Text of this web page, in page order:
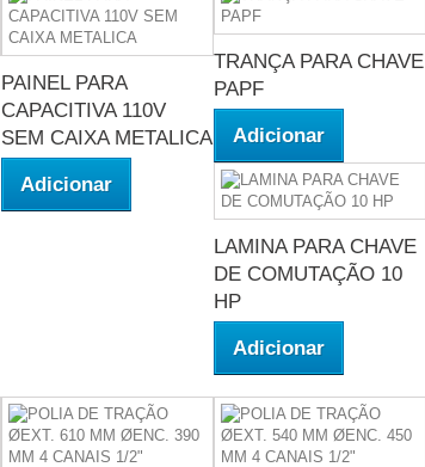
PAINEL PARA
CAPACITIVA 110V
SEM CAIXA METALICA
Adicionar
TRANÇA PARA CHAVE
PAPF
Adicionar
LAMINA PARA CHAVE
DE COMUTAÇÃO 10
HP
Adicionar